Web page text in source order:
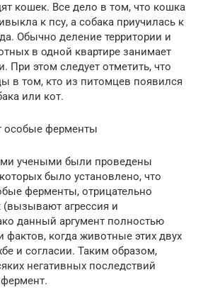
кошек. Все дело в том, что кошка
к псу, а собака приучилась к
Обычно деление территории и
в одной квартире занимает
При этом следует отметить, что
в том, кто из питомцев появился
или кот.
ферменты
учеными были проведены
было установлено, что
ферменты, отрицательно
агрессия и
данный аргумент полностью
фактов, когда животные этих двух
и согласии. Таким образом,
негативных последствий